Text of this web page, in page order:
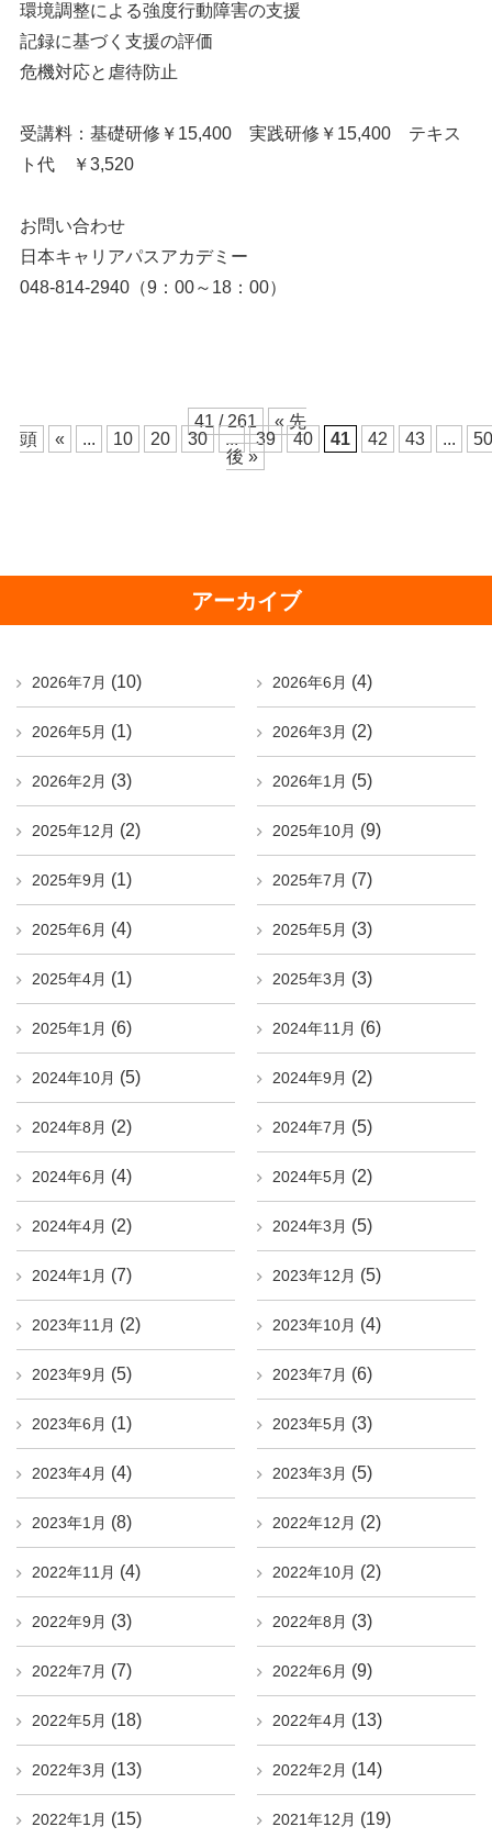
環境調整による強度行動障害の支援
記録に基づく支援の評価
危機対応と虐待防止
受講料：基礎研修￥15,400 実践研修￥15,400 テキス
ト代 ￥3,520
お問い合わせ
日本キャリアパスアカデミー
048-814-2940（9：00～18：00）
41 / 261
« 先
頭
« ... 10 20 30 ... 39 40 41 42 43 ...
50
後 »
アーカイブ
2026年7月 (10) 2026年6月 (4)
2026年5月 (1) 2026年3月 (2)
2026年2月 (3) 2026年1月 (5)
2025年12月 (2) 2025年10月 (9)
2025年9月 (1) 2025年7月 (7)
2025年6月 (4) 2025年5月 (3)
2025年4月 (1) 2025年3月 (3)
2025年1月 (6) 2024年11月 (6)
2024年10月 (5) 2024年9月 (2)
2024年8月 (2) 2024年7月 (5)
2024年6月 (4) 2024年5月 (2)
2024年4月 (2) 2024年3月 (5)
2024年1月 (7) 2023年12月 (5)
2023年11月 (2) 2023年10月 (4)
2023年9月 (5) 2023年7月 (6)
2023年6月 (1) 2023年5月 (3)
2023年4月 (4) 2023年3月 (5)
2023年1月 (8) 2022年12月 (2)
2022年11月 (4) 2022年10月 (2)
2022年9月 (3) 2022年8月 (3)
2022年7月 (7) 2022年6月 (9)
2022年5月 (18) 2022年4月 (13)
2022年3月 (13) 2022年2月 (14)
2022年1月 (15) 2021年12月 (19)